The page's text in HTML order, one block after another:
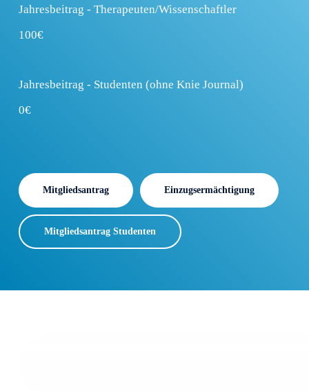
Jahresbeitrag - Therapeuten/Wissenschaftler
100€
Jahresbeitrag - Studenten (ohne Knie Journal)
0€
Mitgliedsantrag Einzugsermächtigung
Mitgliedsantrag Studenten